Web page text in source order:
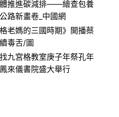
推進碳減排——繪查包養
路新畫卷_中國網
老媽的三國時期》開播蔡
毒舌/圖
九宮格教室庚子年祭孔年
來儀書院盛大舉行